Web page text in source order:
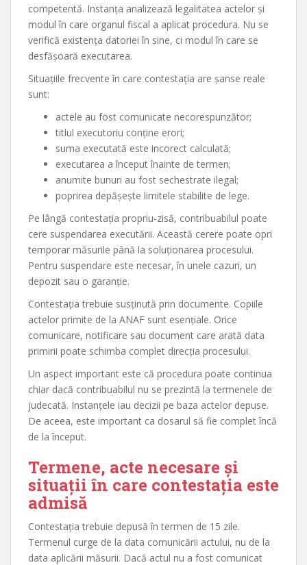
competentă. Instanța analizează legalitatea actelor și
modul în care organul fiscal a aplicat procedura. Nu se
verifică existența datoriei în sine, ci modul în care se
desfășoară executarea.
Situațiile frecvente în care contestația are șanse reale
sunt:
actele au fost comunicate necorespunzător;
titlul executoriu conține erori;
suma executată este incorect calculată;
executarea a început înainte de termen;
anumite bunuri au fost sechestrate ilegal;
poprirea depășește limitele stabilite de lege.
Pe lângă contestația propriu-zisă, contribuabilul poate
cere suspendarea executării. Această cerere poate opri
temporar măsurile până la soluționarea procesului.
Pentru suspendare este necesar, în unele cazuri, un
depozit sau o garanție.
Contestația trebuie susținută prin documente. Copiile
actelor primite de la ANAF sunt esențiale. Orice
comunicare, notificare sau document care arată data
primirii poate schimba complet direcția procesului.
Un aspect important este că procedura poate continua
chiar dacă contribuabilul nu se prezintă la termenele de
judecată. Instanțele iau decizii pe baza actelor depuse.
De aceea, este important ca dosarul să fie complet încă
de la început.
Termene, acte necesare și
situații în care contestația este
admisă
Contestația trebuie depusă în termen de 15 zile.
Termenul curge de la data comunicării actului, nu de la
data aplicării măsurii. Dacă actul nu a fost comunicat